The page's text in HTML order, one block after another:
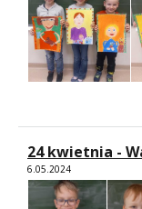
24 kwietnia -
6.05.2024